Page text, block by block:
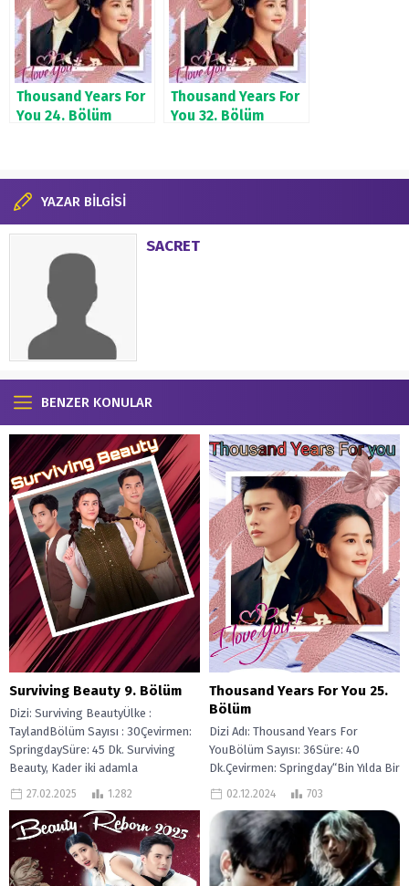
Thousand Years For
You 24. Bölüm
Thousand Years For
You 32. Bölüm
YAZAR BİLGİSİ
SACRET
BENZER KONULAR
Surviving Beauty 9. Bölüm
Dizi: Surviving BeautyÜlke :
TaylandBölüm Sayısı : 30Çevirmen:
SpringdaySüre: 45 Dk. Surviving
Beauty, Kader iki adamla
tanışmasına neden olur: biri...
27.02.2025 1.282
Thousand Years For You 25.
Bölüm
Dizi Adı: Thousand Years For
YouBölüm Sayısı: 36Süre: 40
Dk.Çevirmen: Springday“Bin Yılda Bir
General “de Lu Yan, gizemli bir
02.12.2024 703